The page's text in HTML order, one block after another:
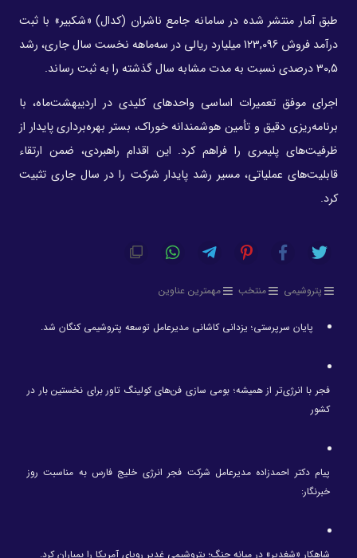
طبق آمار منتشر شده در سامانه جامع ناشران (کدال) «شکبیر» با ثبت
درآمد فروش 123,096 میلیارد ریالی در سه‌ماهه نخست سال جاری، رشد
30,5 درصدی نسبت به مدت مشابه سال گذشته را به ثبت رساند.
اجرای موفق تعمیرات اساسی واحدهای کلیدی در اردیبهشت‌ماه، با
برنامه‌ریزی دقیق و تأمین هوشمندانه خوراک، بستر بهره‌برداری پایدار از
ظرفیت‌های پلیمری را فراهم کرد. این اقدام راهبردی، ضمن ارتقاء
قابلیت‌های عملیاتی، مسیر رشد پایدار شرکت را در سال جاری تثبیت
کرد.
پتروشیمی منتخب مهمترین عناوین
پایان سرپرستی؛ یزدانی کاشانی مدیرعامل توسعه پتروشیمی کنگان شد.
فجر با انرژی‌تر از همیشه؛ بومی سازی فن‌های کولینگ تاور برای نخستین بار در
کشور
پیام دکتر احمدزاده مدیرعامل شرکت فجر انرژی خلیج فارس به مناسبت روز
خبرنگار:
شاهکار «شغدیر» در میانه جنگ؛ پتروشیمی غدیر رویای آمریکا را بمباران کرد.